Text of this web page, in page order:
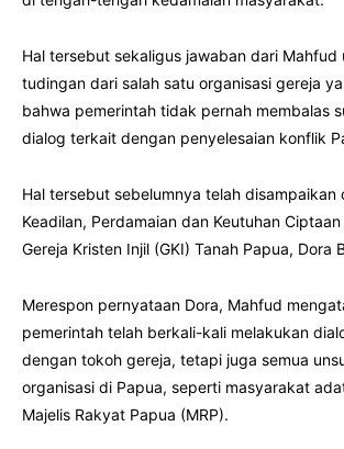
Hal tersebut sekaligus jawaban dari Mahfud
tudingan dari salah satu organisasi gereja
bahwa pemerintah tidak pernah membalas
dialog terkait dengan penyelesaian konflik
Hal tersebut sebelumnya telah disampaikan
Keadilan, Perdamaian dan Keutuhan
Gereja Kristen Injil (GKI) Tanah Papua, Dora
Merespon pernyataan Dora, Mahfud
pemerintah telah berkali-kali melakukan
dengan tokoh gereja, tetapi juga semua
organisasi di Papua, seperti masyarakat
Majelis Rakyat Papua (MRP).